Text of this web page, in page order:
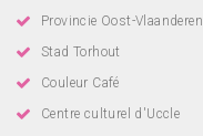
Provincie Oost-Vlaanderen
Stad Torhout
Couleur Café
Centre culturel d'Uccle